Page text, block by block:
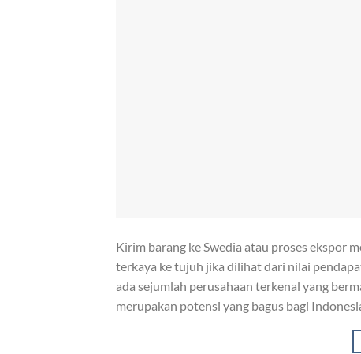
Kirim barang ke Swedia atau proses ekspor
terkaya ke tujuh jika dilihat dari nilai
ada sejumlah perusahaan terkenal yang
merupakan potensi yang bagus bagi